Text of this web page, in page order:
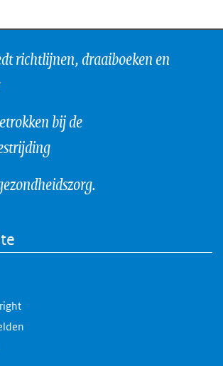
richtlijnen, draaiboeken en
bij de